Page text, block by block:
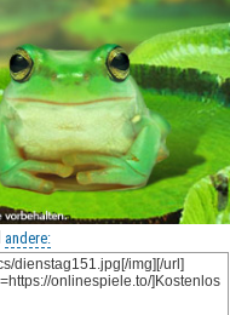
andere: